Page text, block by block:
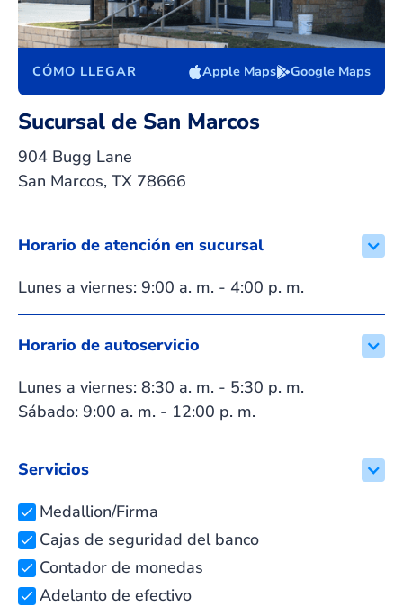
CÓMO LLEGAR Apple Maps Google Maps
Sucursal de San Marcos
904 Bugg Lane
San Marcos, TX 78666
Horario de atención en sucursal
Lunes a viernes: 9:00 a. m. - 4:00 p. m.
Horario de autoservicio
Lunes a viernes: 8:30 a. m. - 5:30 p. m.
Sábado: 9:00 a. m. - 12:00 p. m.
Servicios
Medallion/Firma
Cajas de seguridad del banco
Contador de monedas
Adelanto de efectivo